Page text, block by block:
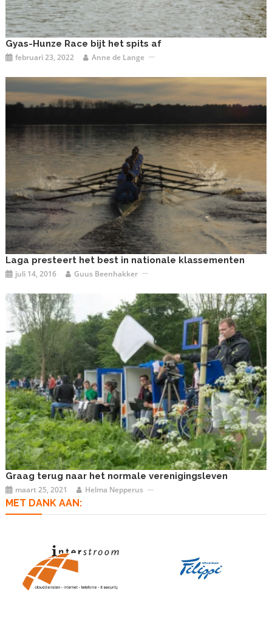
Gyas-Hunze Race bijt het spits af
februari 23, 2022 Anne de Lange
Laga presteert het best in nationale klassementen
juli 14, 2016 Guus Beenhakker
Graag terug naar het normale verenigingsleven
maart 25, 2021 Helma Nepperus
MET DANK AAN: